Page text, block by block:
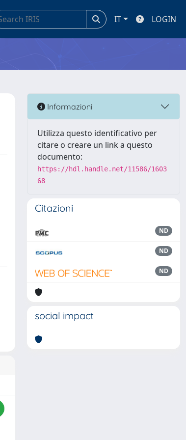
IT LOGIN
Informazioni
Utilizza questo identificativo per
citare o creare un link a questo
documento:
https://hdl.handle.net/11586/1603
68
Citazioni
ND
ND
ND
social impact